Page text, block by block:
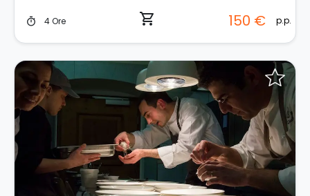
timer 4 Ore shopping_cart 150 € p.p.